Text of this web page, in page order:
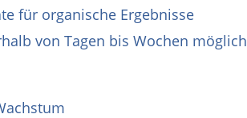
für organische Ergebnisse
von Tagen bis Wochen möglich